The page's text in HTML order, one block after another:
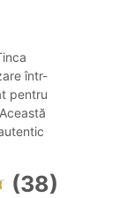
într-
pentru
(38)